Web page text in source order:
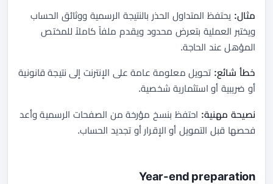
مثال: يحتفظ المتداول الحذر بالنتيجة الرسمية ووثائق الحساب
ويختبر العملية بتعرض محدود ويقدم ملفاً كاملاً للمختص
المؤهل عند الحاجة.
خطأ شائع: تحويل معلومة عامة على الإنترنت إلى نتيجة قانونية
أو ضريبية أو استثمارية شخصية.
نصيحة مهنية: احتفظ بنسخ مؤرخة من الصفحات الرسمية وأعد
فحصها قبل التمويل أو الإقرار أو تجديد الحساب.
Year-end preparation